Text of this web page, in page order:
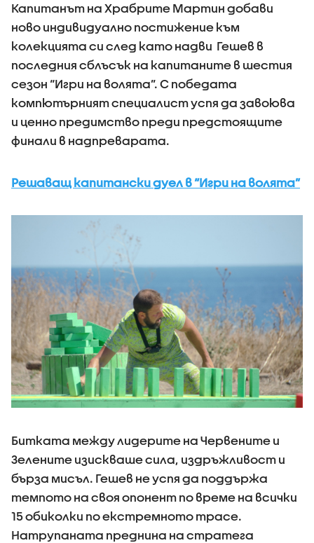
Капитанът на Храбрите Мартин добави
ново индивидуално постижение към
колекцията си след като надви Гешев в
последния сблъсък на капитаните в шестия
сезон “Игри на волята”. С победата
компютърният специалист успя да завоюва
и ценно предимство преди предстоящите
финали в надпреварата.
Решаващ капитански дуел в “Игри на волята”
Битката между лидерите на Червените и
Зелените изискваше сила, издръжливост и
бърза мисъл. Гешев не успя да поддържа
темпото на своя опонент по време на всички
15 обиколки по екстремното трасе.
Натрупаната преднина на стратега